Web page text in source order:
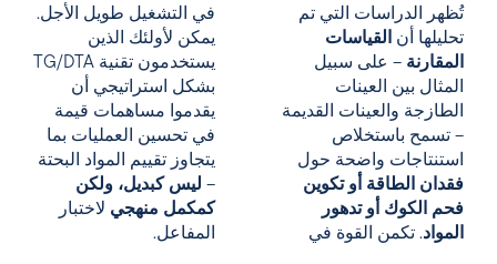
تُظهر الدراسات التي تم
تحليلها أن
القياسات
المقارنة – على سبيل
المثال بين العينات
الطازجة والعينات القديمة
– تسمح باستخلاص
استنتاجات واضحة حول
فقدان الطاقة أو تكوين
فحم الكوك أو تدهور
المواد. تكمن القوة في
في التشغيل طويل الأجل.
يمكن لأولئك الذين
يستخدمون تقنية TG/DTA
بشكل استراتيجي أن
يقدموا مساهمات قيمة
في تحسين العمليات بما
يتجاوز تقييم المواد البحتة
– ليس كبديل، ولكن
كمكمل منهجي لاختبار
المفاعل.